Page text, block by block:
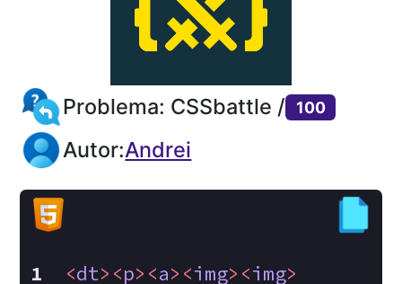
Problema: CSSbattle / 100
Autor:Andrei
<dt> <p> <a> <img> <img>